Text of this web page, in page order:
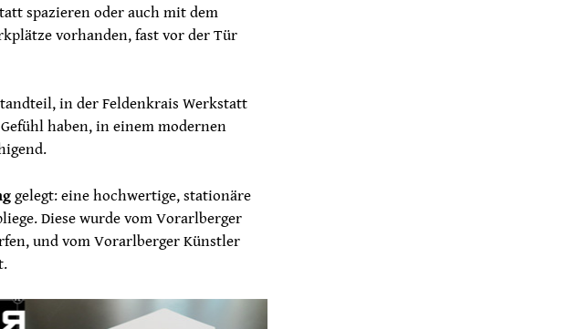
spazieren oder auch mit dem
vorhanden, fast vor der Tür
in der Feldenkrais Werkstatt
haben, in einem modernen
gelegt: eine hochwertige, stationäre
Diese wurde vom Vorarlberger
und vom Vorarlberger Künstler